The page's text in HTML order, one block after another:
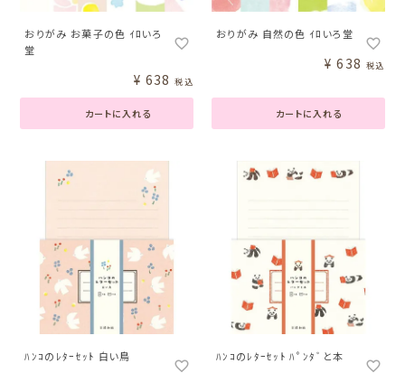
おりがみ お菓子の色 ｲﾛいろ
堂
カートに入れる
¥ 638 税込
おりがみ 自然の色 ｲﾛいろ堂
カートに入れる
¥ 638 税込
ﾊﾝｺのﾚﾀｰｾｯﾄ 白い鳥 ﾊﾝｺのﾚﾀｰｾｯﾄ ﾊﾟﾝﾀﾞと本